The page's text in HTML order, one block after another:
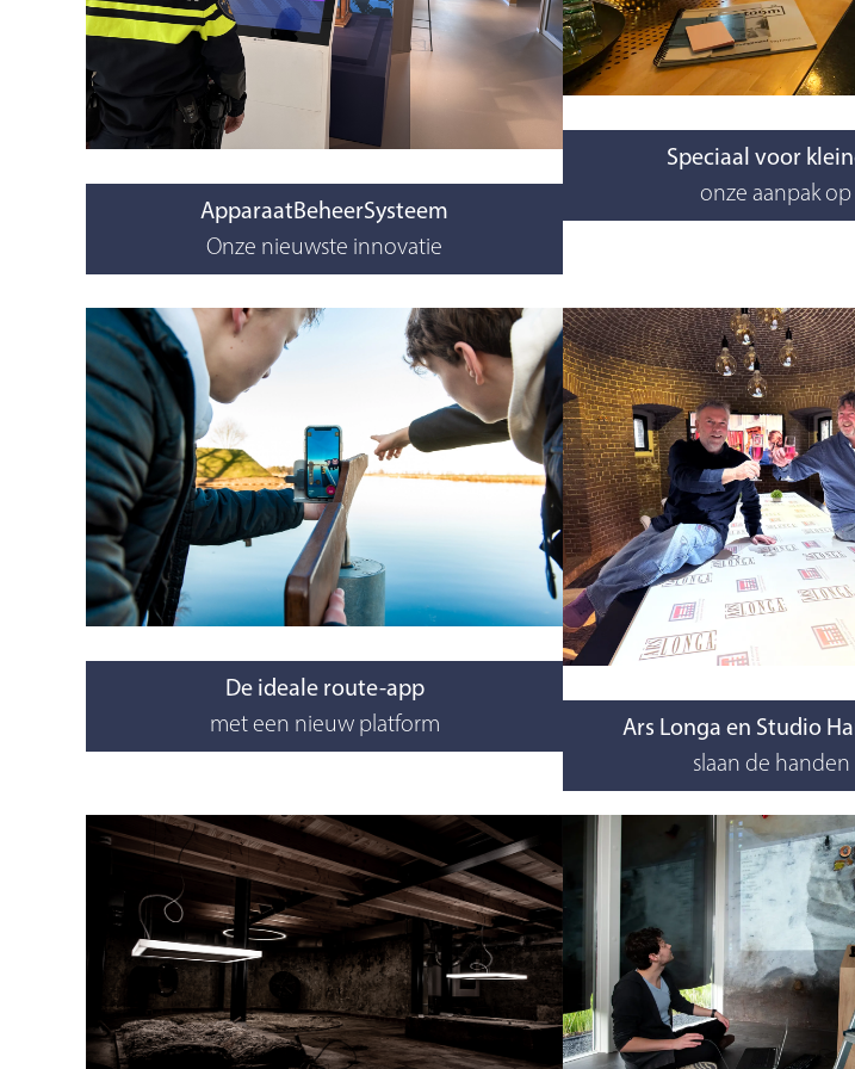
ApparaatBeheerSysteem
Onze nieuwste innovatie
Speciaal voor
onze aanpak
De ideale route-app
met een nieuw platform
Ars Longa en Studio
slaan de